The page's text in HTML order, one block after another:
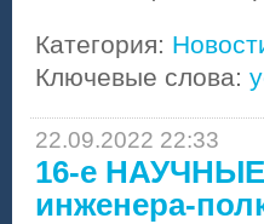
Категория:
Ключевые слова:
22.09.2022 22:33
16-е НАУЧНЫЕ
инженера-